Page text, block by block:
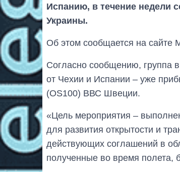
Испанию, в течение недели
Украины.
Об этом сообщается на сайте
Согласно сообщению, группа
от Чехии и Испании – уже
(OS100) ВВС Швеции.
«Цель мероприятия –
для развития открытости и
действующих соглашений в
полученные во время полета,